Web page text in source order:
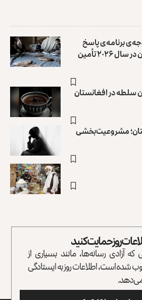
از بودجه‌ی برنامه‌ی پاسخ
بشردوستانه‌ی افغانستان در سال ۲۰۲۶ تأمین
در افغانستان
مشروعیت‌بخشی
روز حمایت کنید
که آزادی رسانه‌ها، مانند بسیاری از
شده است، اطلاعات روز به ایستادگی
می‌دهد.